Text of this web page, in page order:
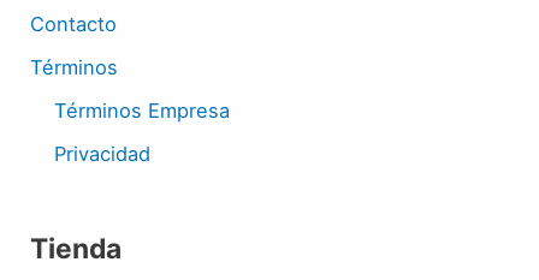
Contacto
Términos
Términos Empresa
Privacidad
Tienda